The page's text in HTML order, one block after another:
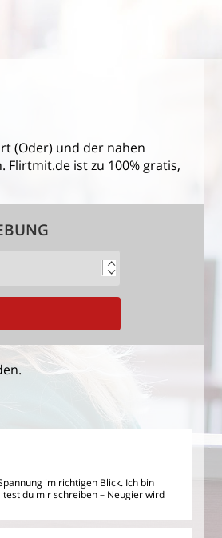
(Oder) und der nahen
Flirtmit.de ist zu 100% gratis,
im richtigen Blick. Ich bin
du mir schreiben – Neugier wird